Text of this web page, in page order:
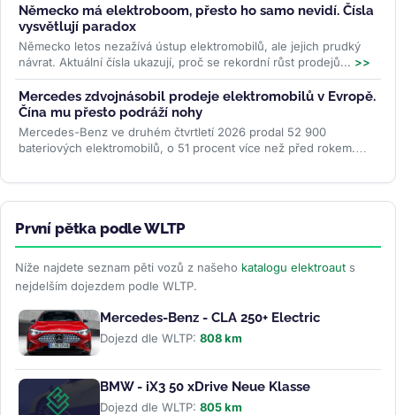
Německo má elektroboom, přesto ho samo nevidí. Čísla
vysvětlují paradox
Německo letos nezažívá ústup elektromobilů, ale jejich prudký
návrat. Aktuální čísla ukazují, proč se rekordní růst prodejů... >>
Mercedes zdvojnásobil prodeje elektromobilů v Evropě.
Čína mu přesto podráží nohy
Mercedes-Benz ve druhém čtvrtletí 2026 prodal 52 900
bateriových elektromobilů, o 51 procent více než před rokem.
První pětka podle WLTP
Níže najdete seznam pěti vozů z našeho katalogu elektroaut s
nejdelším dojezdem podle WLTP.
Mercedes-Benz - CLA 250+ Electric
Dojezd dle WLTP: 808 km
BMW - iX3 50 xDrive Neue Klasse
Dojezd dle WLTP: 805 km